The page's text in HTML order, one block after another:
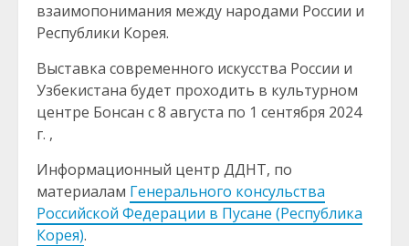
взаимопонимания между народами России и
Республики Корея.
Выставка современного искусства России и
Узбекистана будет проходить в культурном
центре Бонсан с 8 августа по 1 сентября 2024
г. ,
Информационный центр ДДНТ, по
материалам Генерального консульства
Российской Федерации в Пусане (Республика
Корея).